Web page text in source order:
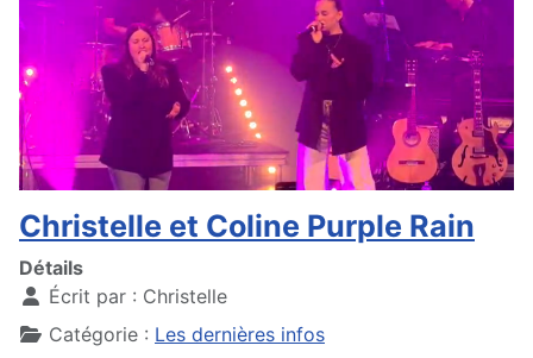
Christelle et Coline Purple Rain
Détails
Écrit par : Christelle
Catégorie : Les dernières infos